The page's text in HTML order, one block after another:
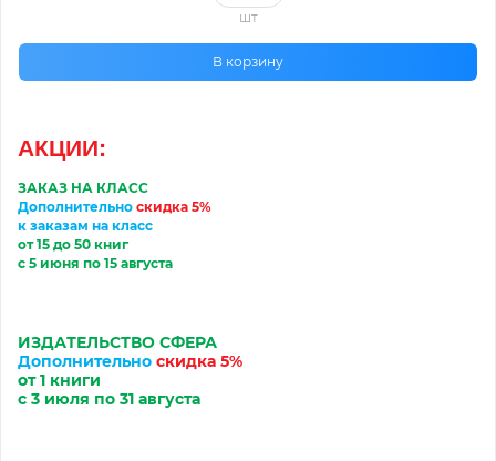
шт
В корзину
АКЦИИ:
ЗАКАЗ НА КЛАСС
Дополнительно скидка 5%
к заказам на класс
от 15 до 50 книг
с 5 июня по 15 августа
ИЗДАТЕЛЬСТВО СФЕРА
Дополнительно скидка 5%
от 1 книги
с 3 июля по 31 августа